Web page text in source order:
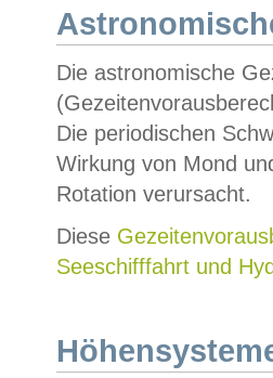
Die astronomische
Die periodischen
Wirkung von Mond
Rotation verursacht.
Diese
Seeschifffahrt und